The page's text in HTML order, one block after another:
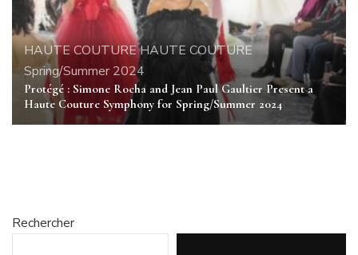
HAUTE COUTUREHAUTE COUTURE
Spring/Summer 2024
Protégé : Simone Rocha and Jean Paul Gaultier Present a
Haute Couture Symphony for Spring/Summer 2024
Rechercher